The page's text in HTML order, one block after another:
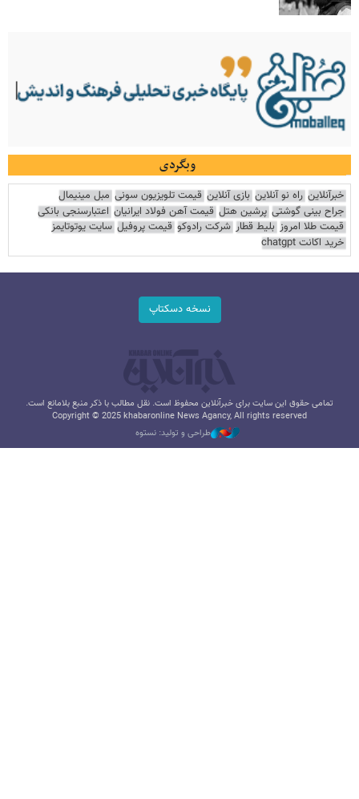
وبگردی
خبرآنلاین راه نو آنلاین بازی آنلاین قیمت تلویزیون سونی مبل مینیمال
جراح بینی گوشتی پرشین هتل قیمت آهن فولاد ایرانیان اعتبارسنجی بانکی
قیمت طلا امروز بلیط قطار شرکت رادوکو قیمت پروفیل سایت یوتوتایمز
خرید اکانت chatgpt
نسخه دسکتاپ
تمامی حقوق این سایت برای خبرآنلاین محفوظ است. نقل مطالب با ذکر منبع بلامانع است.
Copyright © 2025 khabaronline News Agancy, All rights reserved
طراحی و تولید: نستوه